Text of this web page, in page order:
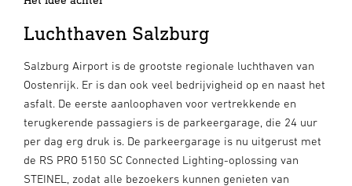
Luchthaven Salzburg
Salzburg Airport is de grootste regionale luchthaven van
Oostenrijk. Er is dan ook veel bedrijvigheid op en naast het
asfalt. De eerste aanloophaven voor vertrekkende en
terugkerende passagiers is de parkeergarage, die 24 uur
per dag erg druk is. De parkeergarage is nu uitgerust met
de RS PRO 5150 SC Connected Lighting-oplossing van
STEINEL, zodat alle bezoekers kunnen genieten van